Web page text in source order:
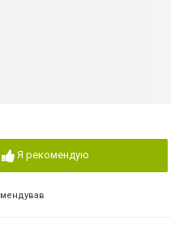
Я рекомендую